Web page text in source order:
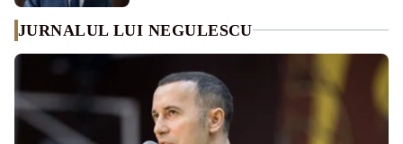
JURNALUL LUI NEGULESCU